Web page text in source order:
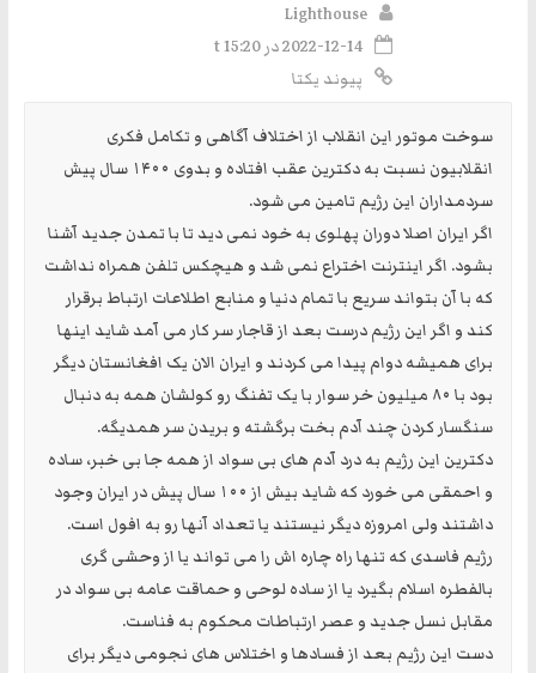
Lighthouse
2022-12-14 در t 15:20
پیوند یکتا
سوخت موتور این انقلاب از اختلاف آگاهی و تکامل فکری
انقلابیون نسبت به دکترین عقب افتاده و بدوی ۱۴۰۰ سال پیش
سردمداران این رژیم تامین می شود.
اگر ایران اصلا دوران پهلوی به خود نمی دید تا با تمدن جدید آشنا
بشود. اگر اینترنت اختراع نمی شد و هیچکس تلفن همراه نداشت
که با آن بتواند سریع با تمام دنیا و منابع اطلاعات ارتباط برقرار
کند و اگر این رژیم درست بعد از قاجار سر کار می آمد شاید اینها
برای همیشه دوام پیدا می کردند و ایران الان یک افغانستان دیگر
بود با ۸۰ میلیون خر سوار با یک تفنگ رو کولشان همه به دنبال
سنگسار کردن چند آدم بخت برگشته و بریدن سر همدیگه.
دکترین این رژیم به درد آدم های بی سواد از همه جا بی خبر، ساده
و احمقی می خورد که شاید بیش از ۱۰۰ سال پیش در ایران وجود
داشتند ولی امروزه دیگر نیستند یا تعداد آنها رو به افول است.
رژیم فاسدی که تنها راه چاره اش را می تواند یا از وحشی گری
بالفطره اسلام بگیرد یا از ساده لوحی و حماقت عامه بی سواد در
مقابل نسل جدید و عصر ارتباطات محکوم به فناست.
دست این رژیم بعد از فسادها و اختلاس های نجومی دیگر برای